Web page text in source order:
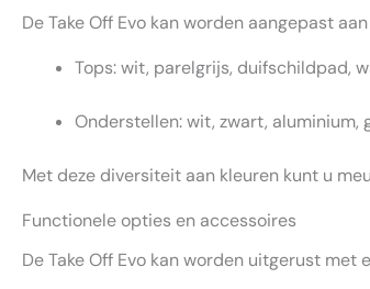
De Take Off Evo kan worden aangepast
Tops: wit, parelgrijs, duifschildpad,
Onderstellen: wit, zwart, aluminium,
Met deze diversiteit aan kleuren kunt u
Functionele opties en accessoires
De Take Off Evo kan worden uitgerust